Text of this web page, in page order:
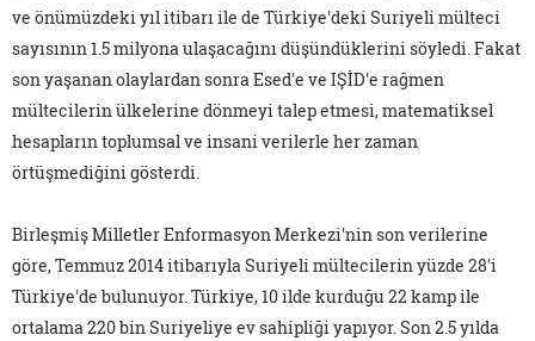
ve önümüzdeki yıl itibarı ile de Türkiye'deki Suriyeli mülteci
sayısının 1.5 milyona ulaşacağını düşündüklerini söyledi. Fakat
son yaşanan olaylardan sonra Esed'e ve IŞİD'e rağmen
mültecilerin ülkelerine dönmeyi talep etmesi, matematiksel
hesapların toplumsal ve insani verilerle her zaman
örtüşmediğini gösterdi.
Birleşmiş Milletler Enformasyon Merkezi'nin son verilerine
göre, Temmuz 2014 itibarıyla Suriyeli mültecilerin yüzde 28'i
Türkiye'de bulunuyor. Türkiye, 10 ilde kurduğu 22 kamp ile
ortalama 220 bin Suriyeliye ev sahipliği yapıyor. Son 2.5 yılda